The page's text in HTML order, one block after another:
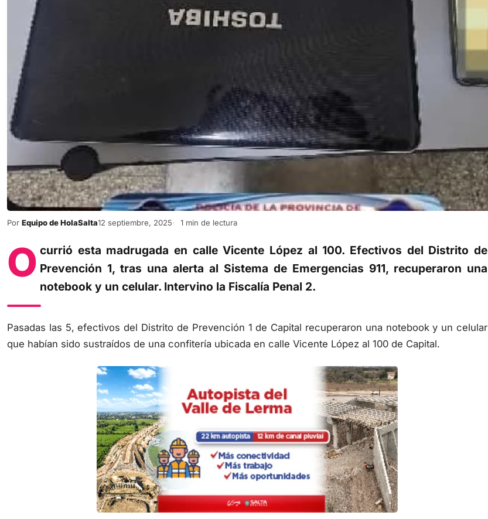
Por Equipo de HolaSalta12 septiembre, 2025 1 min de lectura
O currió esta madrugada en calle Vicente López al 100. Efectivos del Distrito de
Prevención 1, tras una alerta al Sistema de Emergencias 911, recuperaron una
notebook y un celular. Intervino la Fiscalía Penal 2.
Pasadas las 5, efectivos del Distrito de Prevención 1 de Capital recuperaron una notebook y un celular
que habían sido sustraídos de una confitería ubicada en calle Vicente López al 100 de Capital.